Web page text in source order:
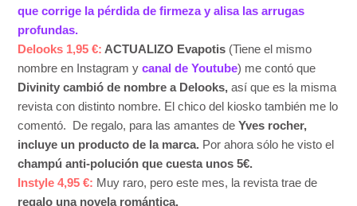
que corrige la pérdida de firmeza y alisa las arrugas
profundas.
Delooks 1,95 €: ACTUALIZO Evapotis (Tiene el mismo
nombre en Instagram ycanal de Youtube) me contó que
Divinity cambió de nombre a Delooks, así que es la misma
revista con distinto nombre. El chico del kiosko también me lo
comentó. De regalo, para las amantes deYves rocher,
incluye un producto de la marca. Por ahora sólo he visto el
champú anti-polución que cuesta unos 5€.
Instyle 4,95 €: Muy raro, pero este mes, la revista trae de
regalo una novela romántica.